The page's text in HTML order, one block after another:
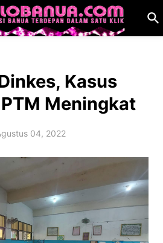
Kasus
Meningkat
04, 2022